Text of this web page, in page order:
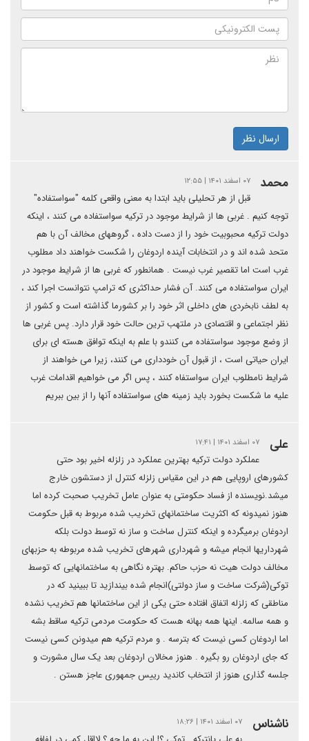
ارسال نظر
محمد ۰۷ اسفند ۱۴۰۱ | ۱۲:۵۵
قبل از هر تحلیلی باید ابتدا به معنی واقعی کلمه "سواستفاده"
توجه کنیم . غربی ها از شرایط موجود در ترکیه سواستفاده می کنند ، اینکه
دولت ترکیه محبوبیت خود را از دست داده ، گروههای مخالف آن با هم
متحد شده اند و در انتخابات آینده اردوغان را شکست خواهند داد مطلوب
غرب است اما تقصیر غرب نیست . همانطور که غربی ها از شرایط موجود در
ایران سواستفاده می کنند. آن فشار حداکثری که ترامپ نتوانست اجرا کند ،
به لطف نابخردی های داخلی اثر خود را بر کشورما گذاشته است و کشور از
نظر اجتماعی و اقتصادی در ملتهب ترین حالت خود قرار دارد. پس غربی ها
از وضع موجود سواستفاده می کنندو با علم به اینکه توافق هسته ای برای
ایران حیاتی است ، از قبول آن خودداری می کنند، زیرا می خواهند از
شرایط نامطلوب ایران سواستفاه کنند ، پس اگر می خواهیم اقدامات غرب
علیه ما شکست بخورد باید زمینه های سواستفاده آنها را از بین ببریم
علی ۰۷ اسفند ۱۴۰۱ | ۱۷:۴۱
عملکرد دولت ترکیه بهترین عملکرد در زلزله اخیر بود حتی
کشورهای اروپایی هم در این مقیاس زلزله کنترل از دستشون خارج
میشد.نویسنده از فساد حکومتی به عنوان عامل تخریب صحبت کرده اما
هنوز نمیدونه که اکثریت ساختمانهای تخریب شده مربوط به قبل حکومت
اردوغان برمیگرده و اینکه کنترل ساخت و ساز نه توسط دولت بلکه
شهرداریها انجام میشه و شهرداری شهرهای تخریب شده مربوطه به حزبهای
مخالف دولت هیت نه حزب حاکم. بهتره نگاهی به ساختمانهایی که توسط
توکی(شرکت ساخت و ساز دولتی)انجام شده بیندازید تا ببینید که در
مناطقی که زلزله اتفاق افتاده حتی یکی از این ساختمانها هم تخریب نشده
و همه سالمه. اینها همه بهانه هست که حکومت مردمی ترکیه ساقط بشه
اما اردوغان کسی نیست که بترسه . و مردم ترکیه هم میدونن کسی نیست
که جای اردوغان رو بگیره . هنوز مخالان اردوغان بعد یک سال مشورت و
جلسه گذاری هنوز از انتخاب کاندید رییس جمهوری عاجز هستن .
ناشناس ۰۷ اسفند ۱۴۰۱ | ۱۸:۲۶